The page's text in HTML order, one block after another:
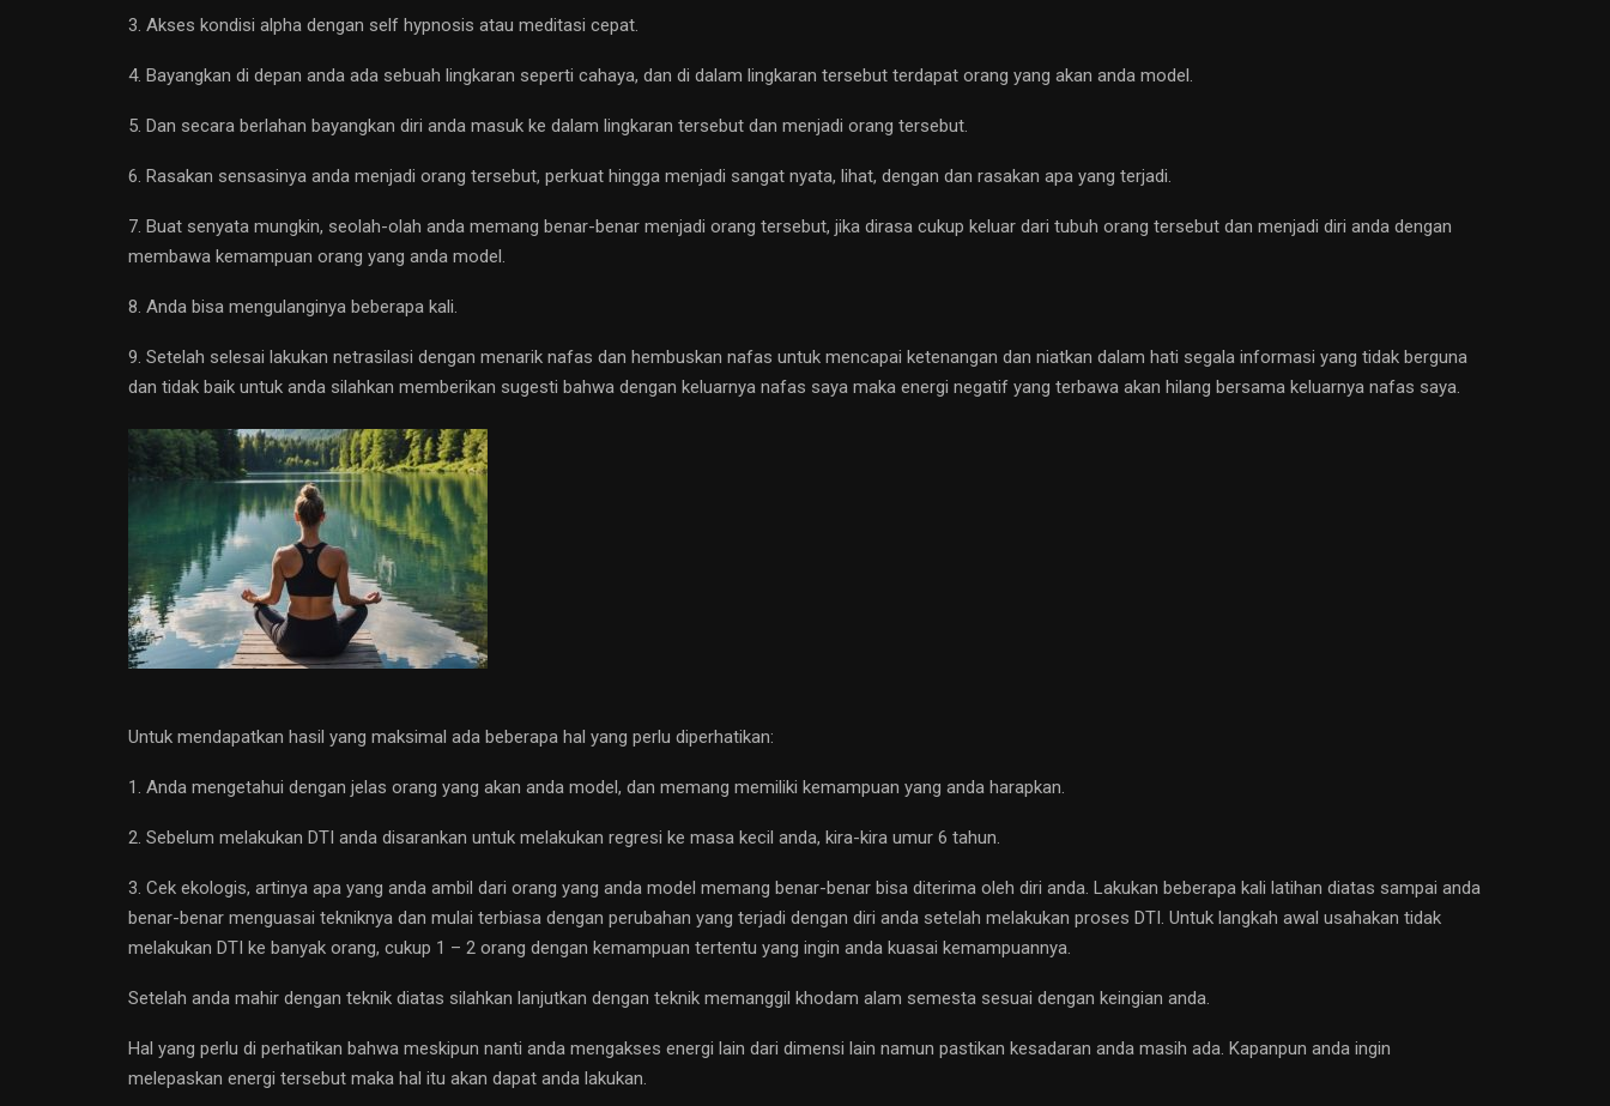
3. Akses kondisi alpha dengan self hypnosis atau meditasi cepat.
4. Bayangkan di depan anda ada sebuah lingkaran seperti cahaya, dan di dalam lingkaran tersebut terdapat orang yang akan anda model.
5. Dan secara berlahan bayangkan diri anda masuk ke dalam lingkaran tersebut dan menjadi orang tersebut.
6. Rasakan sensasinya anda menjadi orang tersebut, perkuat hingga menjadi sangat nyata, lihat, dengan dan rasakan apa yang terjadi.
7. Buat senyata mungkin, seolah-olah anda memang benar-benar menjadi orang tersebut, jika dirasa cukup keluar dari tubuh orang tersebut dan menjadi diri anda dengan
membawa kemampuan orang yang anda model.
8. Anda bisa mengulanginya beberapa kali.
9. Setelah selesai lakukan netrasilasi dengan menarik nafas dan hembuskan nafas untuk mencapai ketenangan dan niatkan dalam hati segala informasi yang tidak berguna
dan tidak baik untuk anda silahkan memberikan sugesti bahwa dengan keluarnya nafas saya maka energi negatif yang terbawa akan hilang bersama keluarnya nafas saya.
Untuk mendapatkan hasil yang maksimal ada beberapa hal yang perlu diperhatikan:
1. Anda mengetahui dengan jelas orang yang akan anda model, dan memang memiliki kemampuan yang anda harapkan.
2. Sebelum melakukan DTI anda disarankan untuk melakukan regresi ke masa kecil anda, kira-kira umur 6 tahun.
3. Cek ekologis, artinya apa yang anda ambil dari orang yang anda model memang benar-benar bisa diterima oleh diri anda. Lakukan beberapa kali latihan diatas sampai anda
benar-benar menguasai tekniknya dan mulai terbiasa dengan perubahan yang terjadi dengan diri anda setelah melakukan proses DTI. Untuk langkah awal usahakan tidak
melakukan DTI ke banyak orang, cukup 1 – 2 orang dengan kemampuan tertentu yang ingin anda kuasai kemampuannya.
Setelah anda mahir dengan teknik diatas silahkan lanjutkan dengan teknik memanggil khodam alam semesta sesuai dengan keingian anda.
Hal yang perlu di perhatikan bahwa meskipun nanti anda mengakses energi lain dari dimensi lain namun pastikan kesadaran anda masih ada. Kapanpun anda ingin
melepaskan energi tersebut maka hal itu akan dapat anda lakukan.